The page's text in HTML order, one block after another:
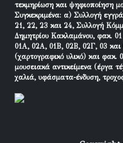
τεκμηρίωση και ψηφιοποίηση
Συγκεκριμένα: α) Συλλογή
21, 22, 23 και 24, Συλλογή
Δημητρίου Κακλαμάνου, φακ.
01Α, 02Α, 01Β, 02Β, 02Γ, 03 και
(χαρτογραφικό υλικό) και φακ.
μουσειακά αντικείμενα (έργα
χαλιά, υφάσματα-ένδυση,